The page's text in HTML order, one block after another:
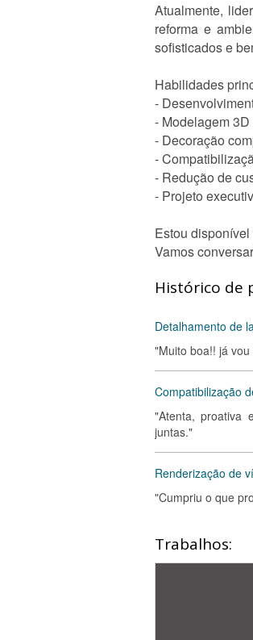
Atualmente,
reforma e
sofisticados e
Habilidades
-
- Modelagem
- Decoração
-
- Redução de
- Projeto
Estou
Vamos
Histórico de
Detalhamento de
"Muito boa!! já
Compatibilização
"Atenta, proativa
juntas."
Renderização de
"Cumpriu o que
Trabalhos: